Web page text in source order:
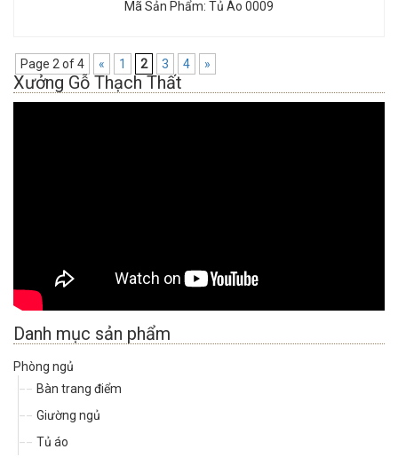
Mã Sản Phẩm: Tủ Áo 0009
Page 2 of 4 « 1 2 3 4 »
Xưởng Gỗ Thạch Thất
Danh mục sản phẩm
Phòng ngủ
Bàn trang điểm
Giường ngủ
Tủ áo